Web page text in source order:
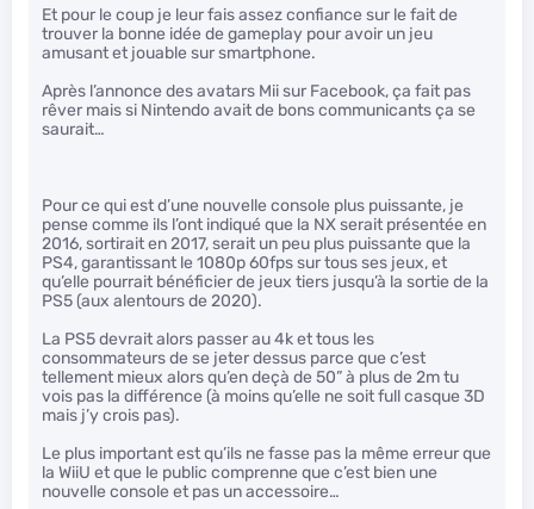
Et pour le coup je leur fais assez confiance sur le fait de
trouver la bonne idée de gameplay pour avoir un jeu
amusant et jouable sur smartphone.
Après l’annonce des avatars Mii sur Facebook, ça fait pas
rêver mais si Nintendo avait de bons communicants ça se
saurait…
Pour ce qui est d’une nouvelle console plus puissante, je
pense comme ils l’ont indiqué que la NX serait présentée en
2016, sortirait en 2017, serait un peu plus puissante que la
PS4, garantissant le 1080p 60fps sur tous ses jeux, et
qu’elle pourrait bénéficier de jeux tiers jusqu’à la sortie de la
PS5 (aux alentours de 2020).
La PS5 devrait alors passer au 4k et tous les
consommateurs de se jeter dessus parce que c’est
tellement mieux alors qu’en deçà de 50” à plus de 2m tu
vois pas la différence (à moins qu’elle ne soit full casque 3D
mais j’y crois pas).
Le plus important est qu’ils ne fasse pas la même erreur que
la WiiU et que le public comprenne que c’est bien une
nouvelle console et pas un accessoire…